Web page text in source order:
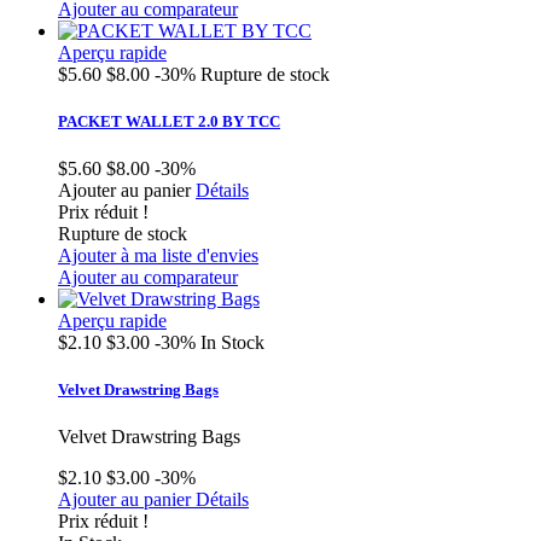
Ajouter au comparateur
Aperçu rapide
$5.60 $8.00 -30% Rupture de stock
PACKET WALLET 2.0 BY TCC
$5.60 $8.00 -30%
Ajouter au panier Détails
Prix réduit !
Rupture de stock
Ajouter à ma liste d'envies
Ajouter au comparateur
Aperçu rapide
$2.10 $3.00 -30% In Stock
Velvet Drawstring Bags
Velvet Drawstring Bags
$2.10 $3.00 -30%
Ajouter au panier Détails
Prix réduit !